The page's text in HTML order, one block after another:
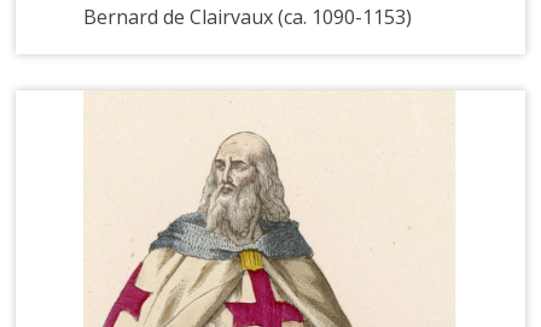
Bernard de Clairvaux (ca. 1090-1153)